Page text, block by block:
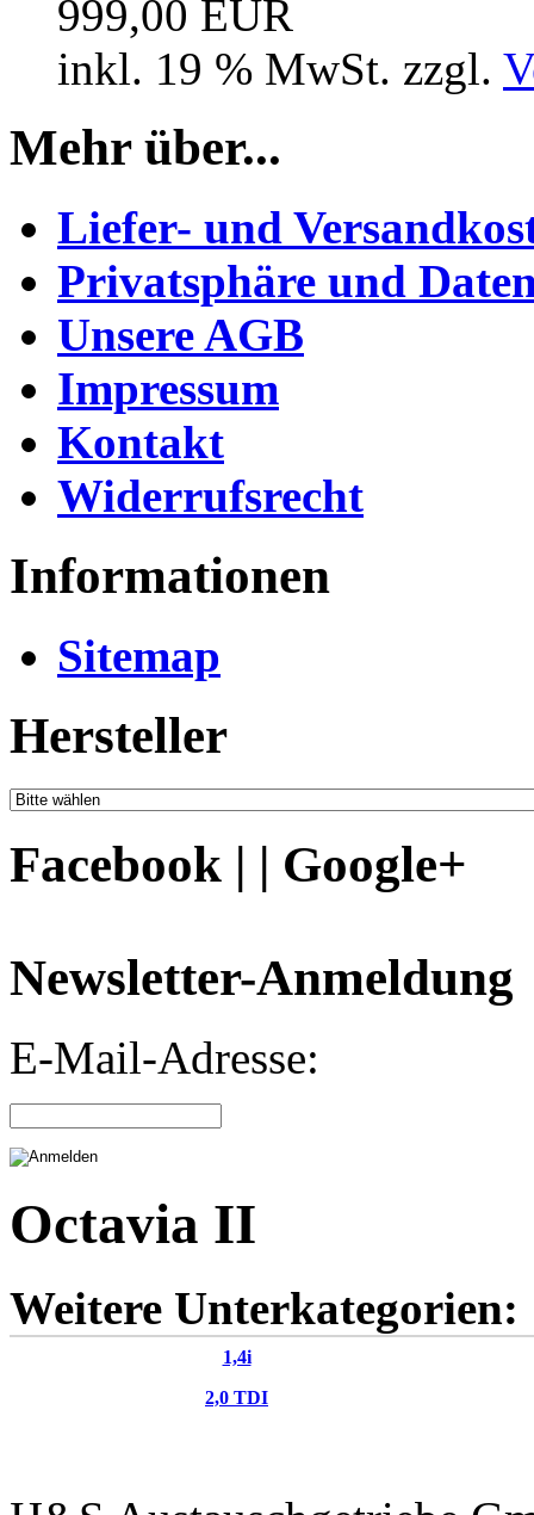
999,00 EUR
inkl. 19 % MwSt. zzgl.
Mehr über...
Liefer- und
Privatsphäre und
Unsere AGB
Impressum
Kontakt
Widerrufsrecht
Informationen
Sitemap
Hersteller
Facebook | | Google+
Newsletter-Anmeldung
E-Mail-Adresse:
Octavia II
Weitere Unterkategorien:
1,4i
2,0 TDI